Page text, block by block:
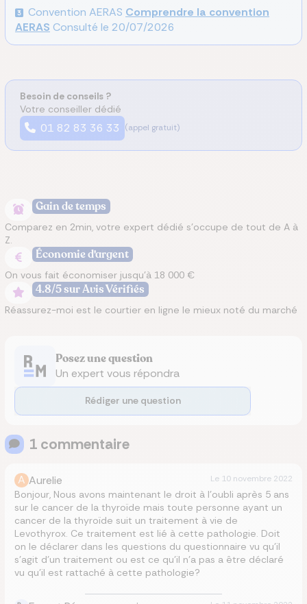
Convention AERAS Comprendre la convention
AERAS Consulté le 20/07/2026
Besoin de conseils ?
Votre conseiller dédié
01 82 83 36 33 (appel gratuit)
Gain de temps
Comparez en 2min, votre expert dédié s’occupe de tout de A à
Z.
Économie d'argent
On vous fait économiser jusqu’à 18 000 €
4.8/5 sur Avis Vérifiés
Réassurez-moi est le courtier en ligne le mieux noté du marché
Posez une question
Un expert vous répondra
Rédiger une question
1 commentaire
A Aurelie Le 10 novembre 2022
Bonjour, Nous avons maintenant le droit à l’oubli après 5 ans
sur le cancer de la thyroïde mais toute personne ayant un
cancer de la thyroïde suit un traitement à vie de
Levothyrox. Ce traitement est lié à cette pathologie. Doit
on le déclarer dans les questions du questionnaire vu qu’il
s’agit d’un traitement ou est ce qu’il n’a pas a être déclaré
vu qu’il est rattaché à cette pathologie?